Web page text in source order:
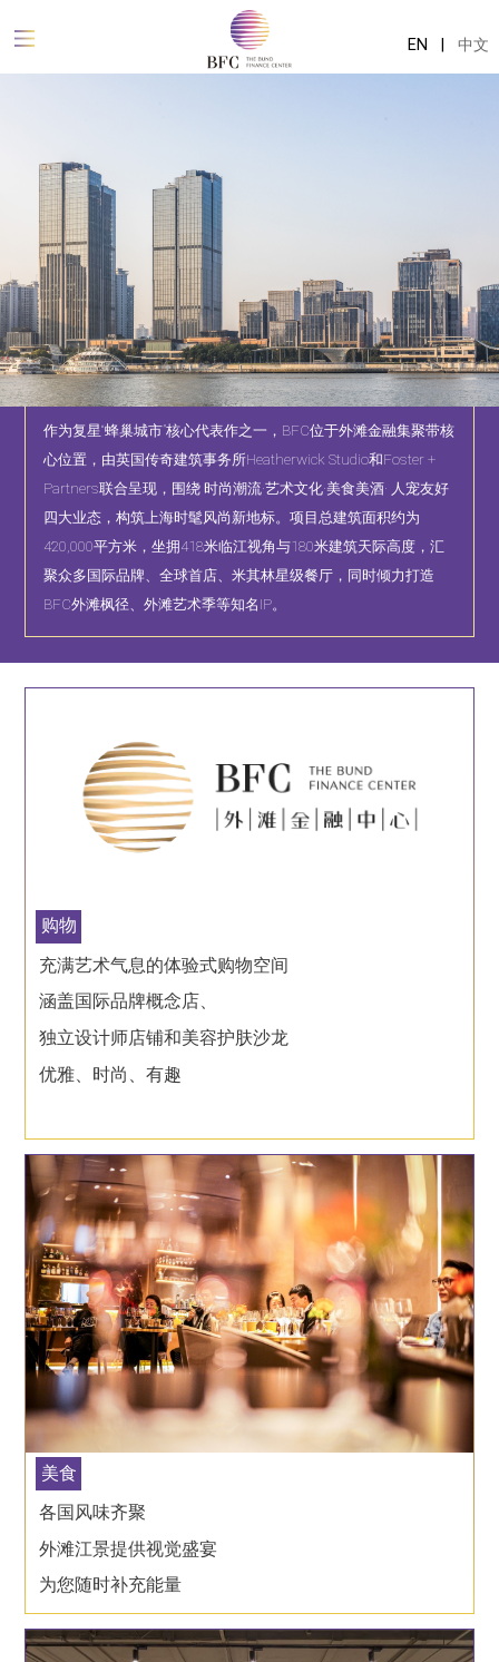
EN |中文
作为复星“蜂巢城市”核心代表作之一，BFC位于外滩金融集聚带核
心位置，由英国传奇建筑事务所Heatherwick Studio和Foster +
Partners联合呈现，围绕 时尚潮流·艺术文化·美食美酒· 人宠友好
四大业态，构筑上海时髦风尚新地标。项目总建筑面积约为
420,000平方米，坐拥418米临江视角与180米建筑天际高度，汇
聚众多国际品牌、全球首店、米其林星级餐厅，同时倾力打造
BFC外滩枫径、外滩艺术季等知名IP。
购物
充满艺术气息的体验式购物空间
涵盖国际品牌概念店、
独立设计师店铺和美容护肤沙龙
优雅、时尚、有趣
美食
各国风味齐聚
外滩江景提供视觉盛宴
为您随时补充能量